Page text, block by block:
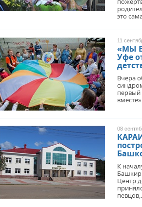
ДРУЖБА НЕ СЛАБЕЕТ. СОСТОЯЛАСЬ
В ДОМЕ СВОЕМ. ОБ УНИКАЛЬНОЙ
ЖИЛИЩНОЙ ПРОГРАММЕ
ВНОВЬ О КАРИМЕ ХАКИМОВЕ. ИМЯ
СОВЕТСКОГО ДИПЛОМАТА ОБЪЕДИНЯЕТ
ДВА ГОСУДАРСТВА
ДО ГЛУБИНЫ ДУШИ. ФИЛЬМЫ БУЛАТА
ЮСУПОВА ПОКАЗАЛИ В КАЗАХСТАНЕ
ЛЮБОЙ КОГДА-ТО ПОСТАРЕЕТ.
ИНТЕРВЬЮ С ГЛАВРЕДОМ ГАЗЕТЫ
«ВЕТЕРАН БАШКОРТОСТАНА»
это
11
«МЫ
Уфе
Вчера
первый
08
К
Центр